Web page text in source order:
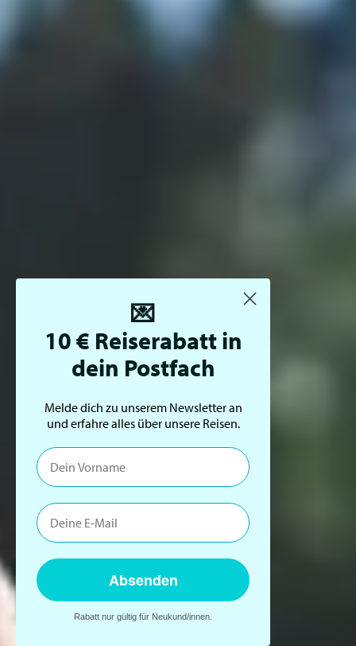
💌
10 € Reiserabatt in
dein Postfach
Melde dich zu unserem Newsletter an
und erfahre alles über unsere Reisen.
Absenden
Rabatt nur gültig für Neukund/innen.